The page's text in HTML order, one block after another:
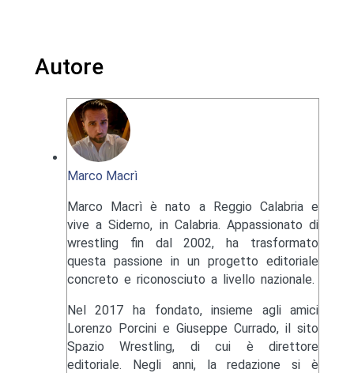
Autore
Marco Macrì
Marco Macrì è nato a Reggio Calabria e
vive a Siderno, in Calabria. Appassionato di
wrestling fin dal 2002, ha trasformato
questa passione in un progetto editoriale
concreto e riconosciuto a livello nazionale.
Nel 2017 ha fondato, insieme agli amici
Lorenzo Porcini e Giuseppe Currado, il sito
Spazio Wrestling, di cui è direttore
editoriale. Negli anni, la redazione si è